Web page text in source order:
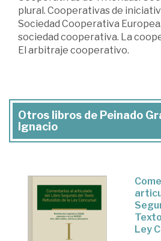
plural. Cooperativas de
Sociedad Cooperativa
sociedad cooperativa. La
El arbitraje cooperativo.
Otros libros de Peinado
Ignacio
Ley